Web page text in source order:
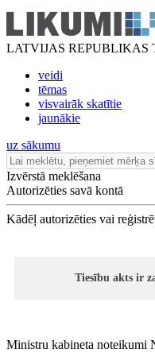
LATVIJAS REPUBLIKAS
veidi
tēmas
visvairāk skatītie
jaunākie
uz sākumu
Izvērstā meklēšana
Autorizēties savā kontā
Kādēļ autorizēties vai
Tiesību akts ir
Ministru kabineta noteikumi